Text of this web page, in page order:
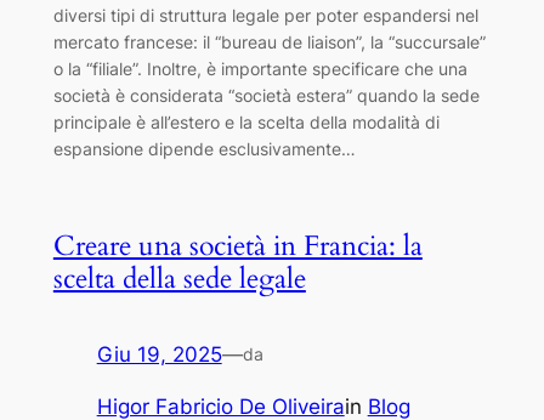
diversi tipi di struttura legale per poter espandersi nel
mercato francese: il “bureau de liaison”, la “succursale”
o la “filiale”. Inoltre, è importante specificare che una
società è considerata “società estera” quando la sede
principale è all’estero e la scelta della modalità di
espansione dipende esclusivamente…
Creare una società in Francia: la
scelta della sede legale
Giu 19, 2025—da
Higor Fabricio De Oliveirain Blog